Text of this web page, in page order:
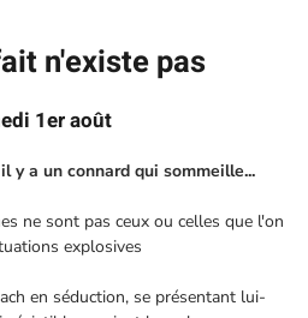
n'existe pas
1er août
y a un connard qui sommeille...
ne sont pas ceux ou celles que l'on
explosives
en séduction, se présentant lui-